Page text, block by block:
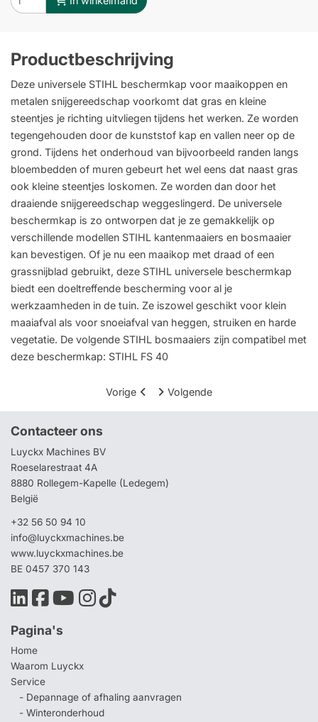
Productbeschrijving
Deze universele STIHL beschermkap voor maaikoppen en
metalen snijgereedschap voorkomt dat gras en kleine
steentjes je richting uitvliegen tijdens het werken. Ze worden
tegengehouden door de kunststof kap en vallen neer op de
grond. Tijdens het onderhoud van bijvoorbeeld randen langs
bloembedden of muren gebeurt het wel eens dat naast gras
ook kleine steentjes loskomen. Ze worden dan door het
draaiende snijgereedschap weggeslingerd. De universele
beschermkap is zo ontworpen dat je ze gemakkelijk op
verschillende modellen STIHL kantenmaaiers en bosmaaier
kan bevestigen. Of je nu een maaikop met draad of een
grassnijblad gebruikt, deze STIHL universele beschermkap
biedt een doeltreffende bescherming voor al je
werkzaamheden in de tuin. Ze iszowel geschikt voor klein
maaiafval als voor snoeiafval van heggen, struiken en harde
vegetatie. De volgende STIHL bosmaaiers zijn compatibel met
deze beschermkap: STIHL FS 40
Vorige Volgende
Contacteer ons
Luyckx Machines BV
Roeselarestraat 4A
8880 Rollegem-Kapelle (Ledegem)
België
+32 56 50 94 10
info@luyckxmachines.be
www.luyckxmachines.be
BE 0457 370 143
Pagina's
Home
Waarom Luyckx
Service
- Depannage of afhaling aanvragen
- Winteronderhoud